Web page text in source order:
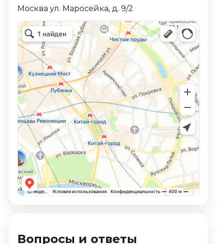
Москва ул. Маросейка, д. 9/2
Вопросы и ответы